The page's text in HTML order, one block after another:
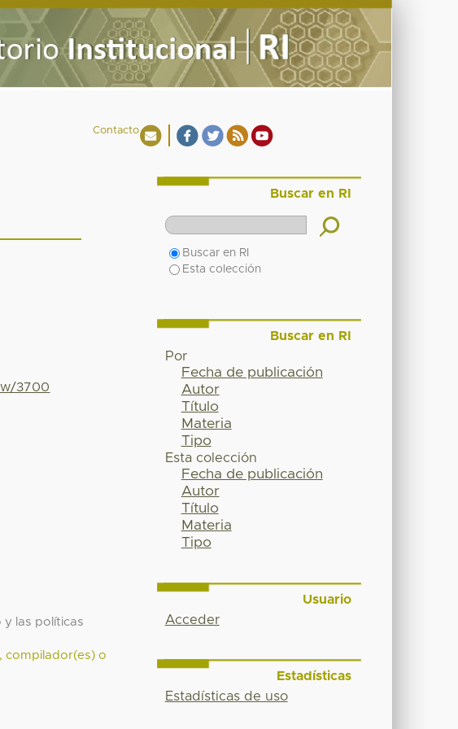
Contacto
3700
y las políticas
compilador(es) o
Buscar en RI
Buscar en RI
Esta colección
Buscar en RI
Por
Fecha de publicación
Autor
Título
Materia
Tipo
Esta colección
Fecha de publicación
Autor
Título
Materia
Tipo
Usuario
Acceder
Estadísticas
Estadísticas de uso